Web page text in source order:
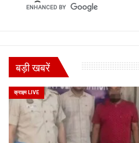
बड़ी खबरें
क्राइम LIVE